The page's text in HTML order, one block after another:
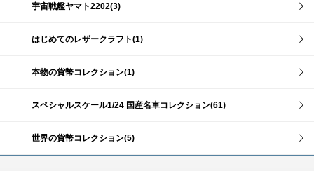
宇宙戦艦ヤマト2202(3)
はじめてのレザークラフト(1)
本物の貨幣コレクション(1)
スペシャルスケール1/24 国産名車コレクション(61)
世界の貨幣コレクション(5)